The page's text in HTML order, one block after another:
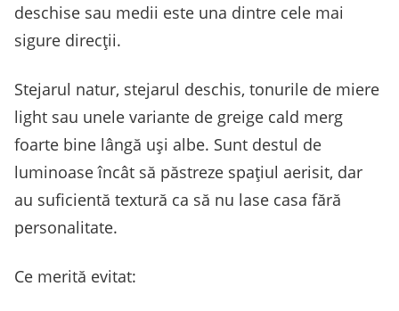
deschise sau medii este una dintre cele mai
sigure direcții.
Stejarul natur, stejarul deschis, tonurile de miere
light sau unele variante de greige cald merg
foarte bine lângă uși albe. Sunt destul de
luminoase încât să păstreze spațiul aerisit, dar
au suficientă textură ca să nu lase casa fără
personalitate.
Ce merită evitat: